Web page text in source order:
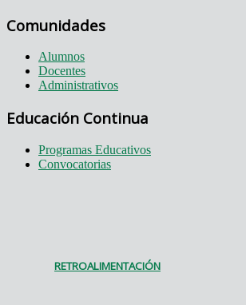
Comunidades
Alumnos
Docentes
Administrativos
Educación Continua
Programas Educativos
Convocatorias
RETROALIMENTACIÓN